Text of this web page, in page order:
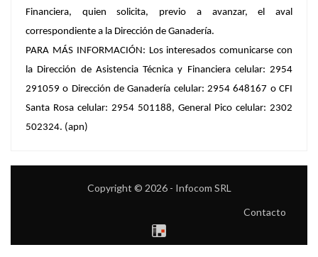
Financiera, quien solicita, previo a avanzar, el aval
correspondiente a la Dirección de Ganadería.
PARA MÁS INFORMACIÓN: Los interesados comunicarse con
la Dirección de Asistencia Técnica y Financiera celular: 2954
291059 o Dirección de Ganadería celular: 2954 648167 o CFI
Santa Rosa celular: 2954 501188, General Pico celular: 2302
502324. (apn)
Copyright © 2026 - Infocom SRL
Contacto